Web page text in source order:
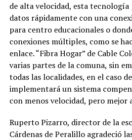
de alta velocidad, esta
datos rápidamente con una
para centro educacionales o
conexiones múltiples, como se
enlace. “Fibra Hogar” de Cable
varias partes de la comuna, sin
todas las localidades, en el caso
implementará un sistema
con menos velocidad, pero
Ruperto Pizarro, director de la
Cárdenas de Peralillo agradeció